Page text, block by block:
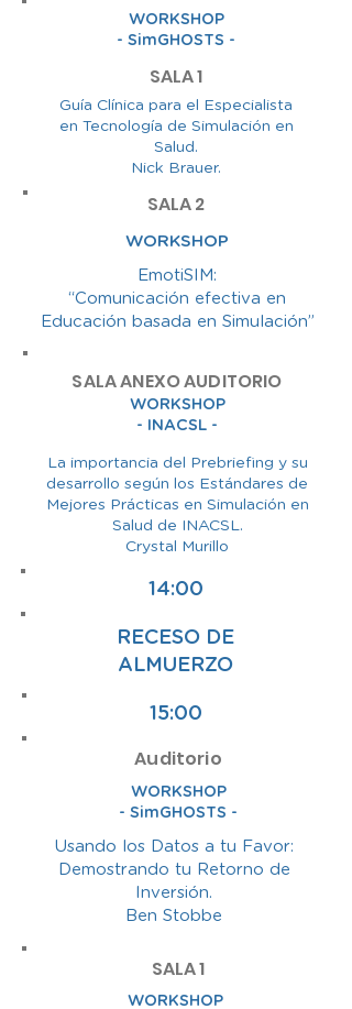
WORKSHOP
- SimGHOSTS -
SALA 1
Guía Clínica para el Especialista
en Tecnología de Simulación en
Salud.
Nick Brauer.
SALA 2
WORKSHOP
EmotiSIM:
“Comunicación efectiva en
Educación basada en Simulación”
SALA ANEXO AUDITORIO
WORKSHOP
- INACSL -
La importancia del Prebriefing y su
desarrollo según los Estándares de
Mejores Prácticas en Simulación en
Salud de INACSL.
Crystal Murillo
14:00
RECESO DE
ALMUERZO
15:00
Auditorio
WORKSHOP
- SimGHOSTS -
Usando los Datos a tu Favor:
Demostrando tu Retorno de
Inversión.
Ben Stobbe
SALA 1
WORKSHOP